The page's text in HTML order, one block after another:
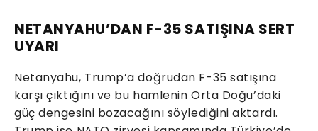
NETANYAHU’DAN F-35 SATIŞINA SERT
UYARI
Netanyahu, Trump’a doğrudan F-35 satışına
karşı çıktığını ve bu hamlenin Orta Doğu’daki
güç dengesini bozacağını söylediğini aktardı.